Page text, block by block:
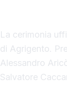
La cerimonia
di Agrigento.
Alessandro
Salvatore